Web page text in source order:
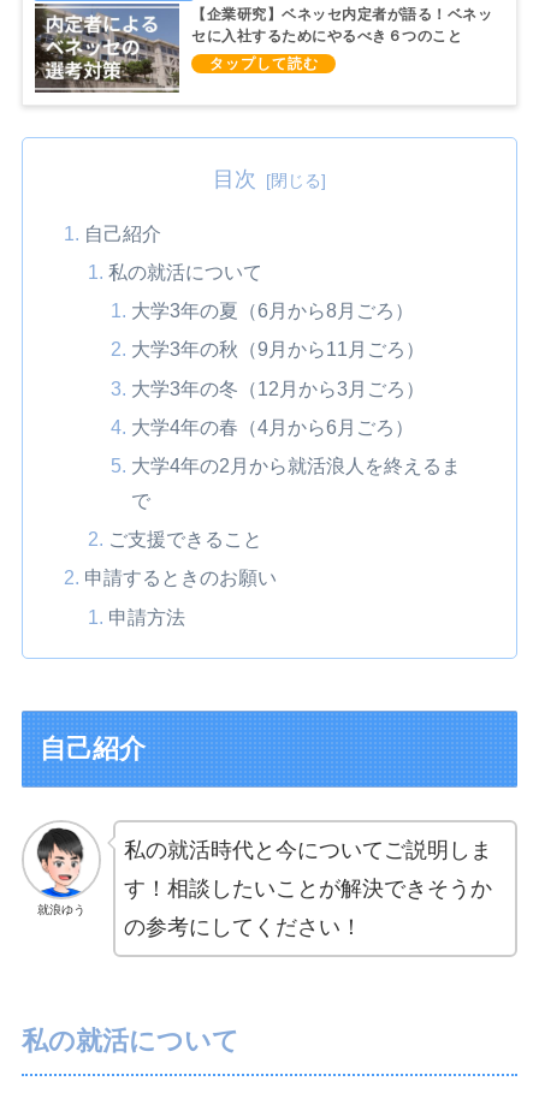
【企業研究】ベネッセ内定者が語る！ベネッ
セに入社するためにやるべき６つのこと
目次
自己紹介
私の就活について
大学3年の夏（6月から8月ごろ）
大学3年の秋（9月から11月ごろ）
大学3年の冬（12月から3月ごろ）
大学4年の春（4月から6月ごろ）
大学4年の2月から就活浪人を終えるま
で
ご支援できること
申請するときのお願い
申請方法
自己紹介
就浪ゆう
私の就活時代と今についてご説明しま
す！相談したいことが解決できそうか
の参考にしてください！
私の就活について